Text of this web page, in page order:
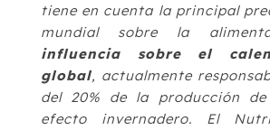
tiene en cuenta la principal
mundial sobre la
influencia sobre el
global, actualmente
del 20% de la producción
efecto invernadero. El